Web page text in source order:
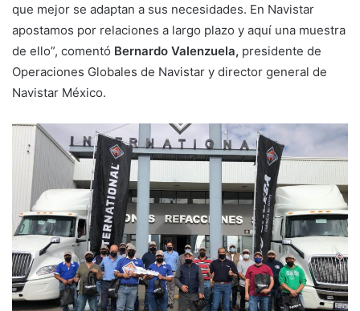
que mejor se adaptan a sus necesidades. En Navistar
apostamos por relaciones a largo plazo y aquí una muestra
de ello”, comentó Bernardo Valenzuela, presidente de
Operaciones Globales de Navistar y director general de
Navistar México.